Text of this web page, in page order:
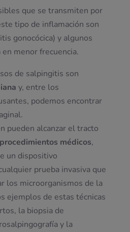
que se transmiten por
tipo de inflamación son
gonocócica) y algunos
menor frecuencia.
de salpingitis son
y, entre los
podemos encontrar
pueden alcanzar el tracto
procedimientos médicos,
un dispositivo
prueba invasiva que
los microorganismos de la
ejemplos de estas técnicas
la biopsia de
y la